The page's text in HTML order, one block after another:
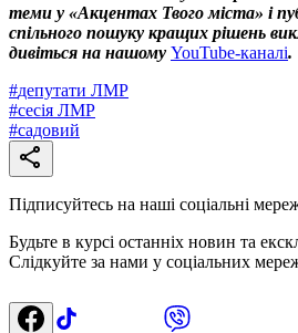
теми у «Акцентах Твого міста» і
спільного пошуку кращих рішень
дивіться на нашому YouTube-каналі.
#депутати ЛМР
#сесія ЛМР
#садовий
Підписуйтесь на наші соціальні
Будьте в курсі останніх новин та
Слідкуйте за нами у соціальних